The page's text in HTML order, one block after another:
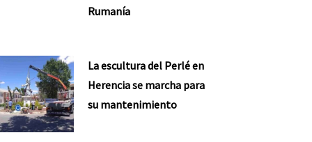
Rumanía
La escultura del Perlé en
Herencia se marcha para
su mantenimiento